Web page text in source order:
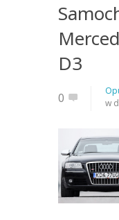
D3
0
w